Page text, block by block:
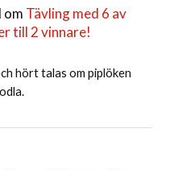
om Tävling med 6 av
till 2 vinnare!
hört talas om piplöken